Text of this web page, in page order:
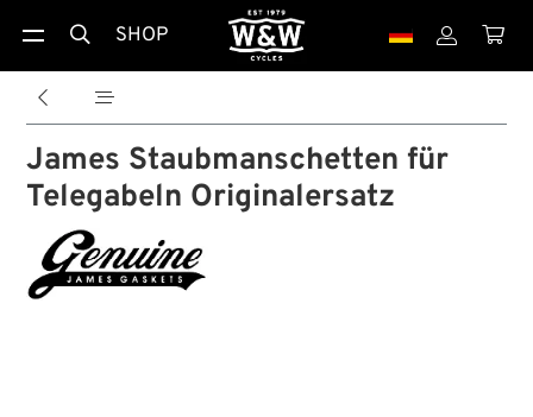
 SHOP  
 
James Staubmanschetten für
Telegabeln Originalersatz